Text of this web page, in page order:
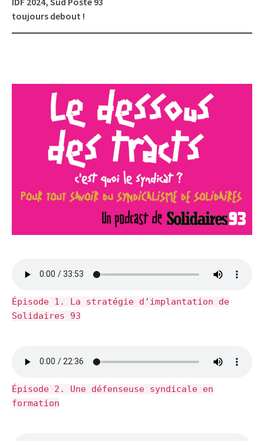
toujours debout !
Épisode 1. La stratégie d’implantation de
Solidaires 93
Épisode 2. Une défenseuse syndicale en
formation